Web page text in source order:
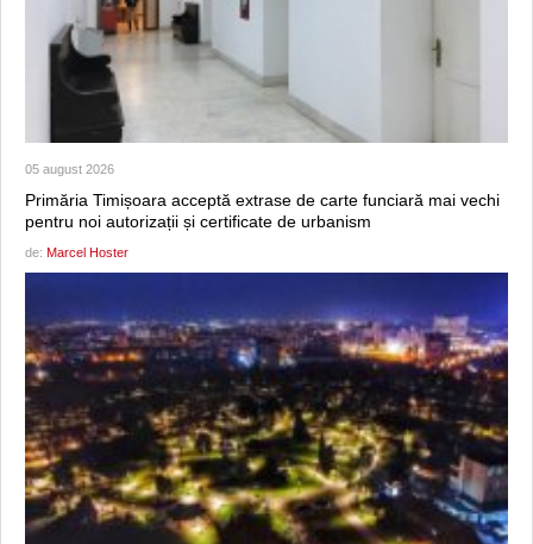
05 august 2026
Primăria Timișoara acceptă extrase de carte funciară mai vechi
pentru noi autorizații și certificate de urbanism
de: Marcel Hoster